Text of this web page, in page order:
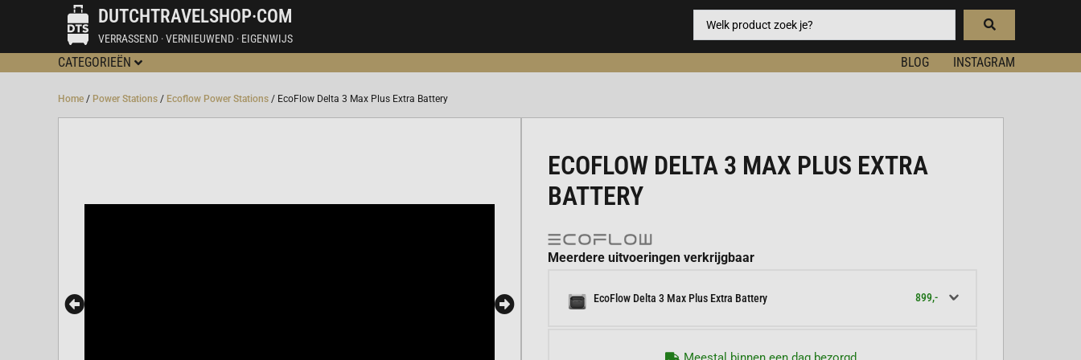
DUTCHTRAVELSHOP·COM
VERRASSEND · VERNIEUWEND · EIGENWIJS
CATEGORIEËN BLOG INSTAGRAM
Home / Power Stations / Ecoflow Power Stations / EcoFlow Delta 3 Max Plus Extra Battery
ECOFLOW DELTA 3 MAX PLUS EXTRA
BATTERY
Meerdere uitvoeringen verkrijgbaar
EcoFlow Delta 3 Max Plus Extra Battery 899,-